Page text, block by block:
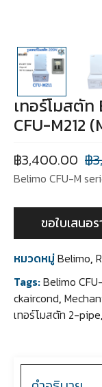
เทอร์โมสตัท
CFU-M212
฿
฿3,400.00
Belimo CFU-M
ขอใบเสนอร
หมวดหมู่Belimo,
Tags:Belimo
ckaircond,
เทอร์โมสตัท 2-pipe,